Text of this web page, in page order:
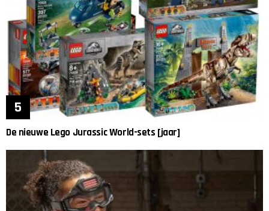
De nieuwe Lego Jurassic World-sets [jaar]